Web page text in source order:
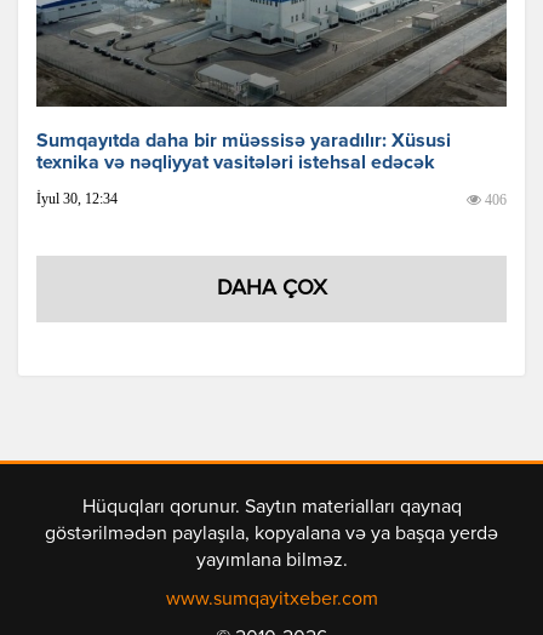
Sumqayıtda daha bir müəssisə yaradılır: Xüsusi
texnika və nəqliyyat vasitələri istehsal edəcək
İyul 30, 12:34 406
DAHA ÇOX
Hüquqları qorunur. Saytın materialları qaynaq
göstərilmədən paylaşıla, kopyalana və ya başqa yerdə
yayımlana bilməz.
www.sumqayitxeber.com